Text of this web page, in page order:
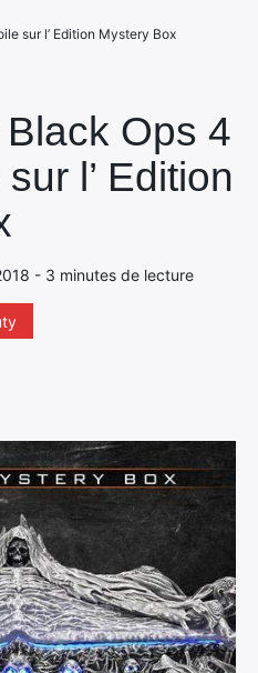
Ops 4
l’ Edition
- 3 minutes de lecture
sur l’ Edition Mystery Box